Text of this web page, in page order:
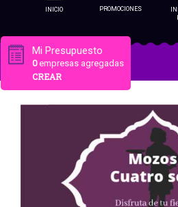
INICIO PROMOCIONES
Mi Presupuesto
0empresas agregadas
CREAR